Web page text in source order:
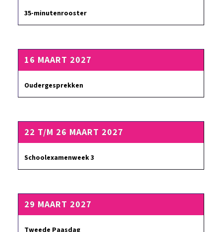
35-minutenrooster
16 MAART 2027
Oudergesprekken
22 T/M 26 MAART 2027
Schoolexamenweek 3
29 MAART 2027
Tweede Paasdag